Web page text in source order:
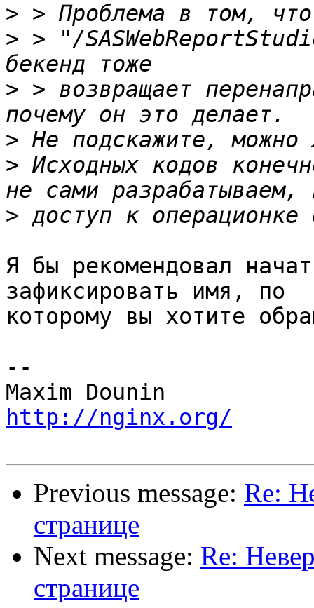
>
> > "/
> > возвращает
>
> Исходных кодов
>
Я бы рекомендовал
зафиксировать имя, по
которому вы хотите
--
http://nginx.org/
Previous message: Re:
странице
Next message: Re:
странице